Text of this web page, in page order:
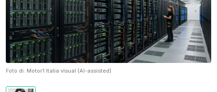
Foto di: Motor1 Italia visual (AI-assisted)